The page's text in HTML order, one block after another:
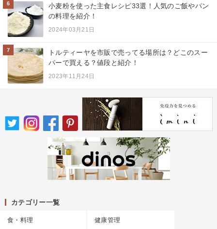
6
小麦粉を使った主食レシピ33選！人気のご飯やパン
の料理を紹介！
2024年03月21日
7
トルティーヤを市販で売ってる場所は？どこのスー
パーで買える？値段と紹介！
2023年11月24日
カテゴリー一覧
食・料理 健康管理